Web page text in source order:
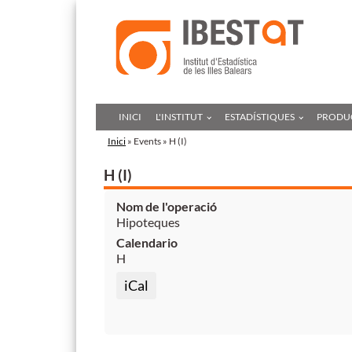
INICI L'INSTITUT ESTADÍSTIQUES
Inici » Events » H (I)
H (I)
Nom de l'operació
Hipoteques
Calendario
H
iCal